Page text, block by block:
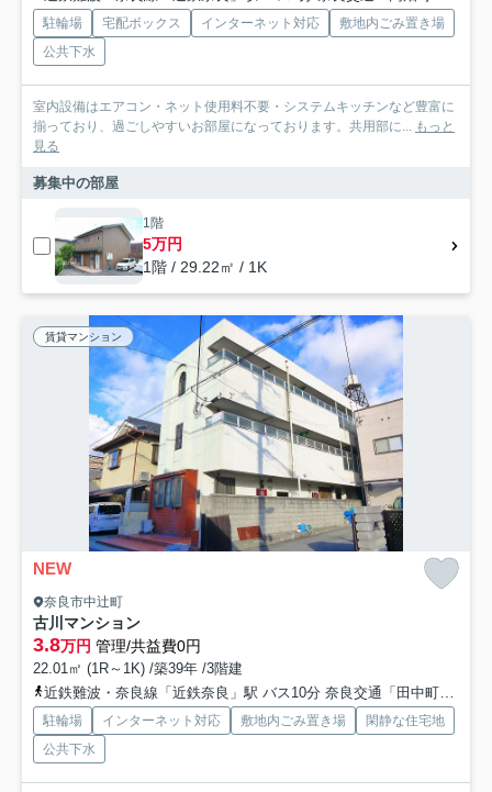
駐輪場 宅配ボックス インターネット対応
敷地内ごみ置き場
公共下水
室内設備はエアコン・ネット使用料不要・システムキッチンなど豊富に
揃っており、過ごしやすいお部屋になっております。共用部に... もっと
見る
募集中の部屋
1階
5万円
1階 / 29.22㎡ / 1K
賃貸マンション
NEW
奈良市中辻町
古川マンション
3.8万円 管理/共益費0円
22.01㎡ (1R～1K) /築39年 /3階建
近鉄難波・奈良線「近鉄奈良」駅 バス10分 奈良交通「田中町」 停歩2分
駐輪場 インターネット対応 敷地内ごみ置き場
閑静な住宅地
公共下水